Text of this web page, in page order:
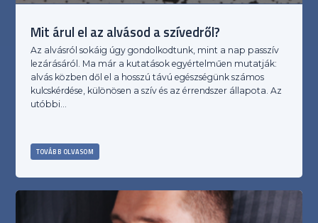
Mit árul el az alvásod a szívedről?
Az alvásról sokáig úgy gondolkodtunk, mint a nap passzív
lezárásáról. Ma már a kutatások egyértelműen mutatják:
alvás közben dől el a hosszú távú egészségünk számos
kulcskérdése, különösen a szív és az érrendszer állapota. Az
utóbbi…
TOVÁBB OLVASOM